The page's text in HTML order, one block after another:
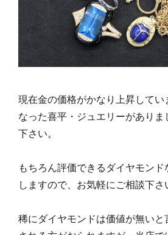
現在金の価格がかなり上昇してい
なった喜平・ジュエリーがありま
下さい。
もちろん評価できるダイヤモン
しますので、お気軽にご相談下さ
稀にダイヤモンドは価値が無いと